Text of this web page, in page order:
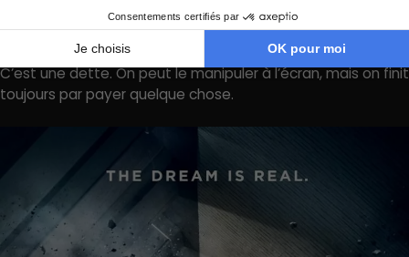
jamais une relation fiable à sa propre vérité.
Chez Nolan, le temps n’est donc pas qu’un concept brillant.
C’est une dette. On peut le manipuler à l’écran, mais on finit
toujours par payer quelque chose.